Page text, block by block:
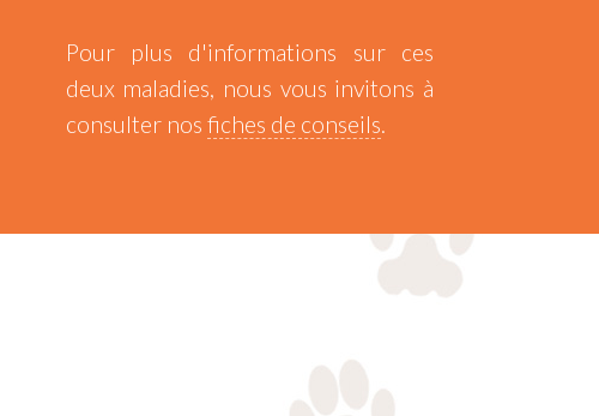
Pour plus d'informations sur ces
deux maladies, nous vous invitons à
consulter nos fiches de conseils.